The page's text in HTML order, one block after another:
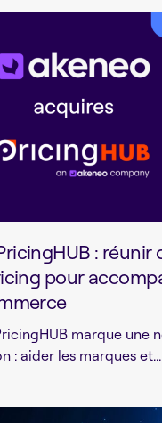
: réunir
pour
marque une
: aider les marques et...